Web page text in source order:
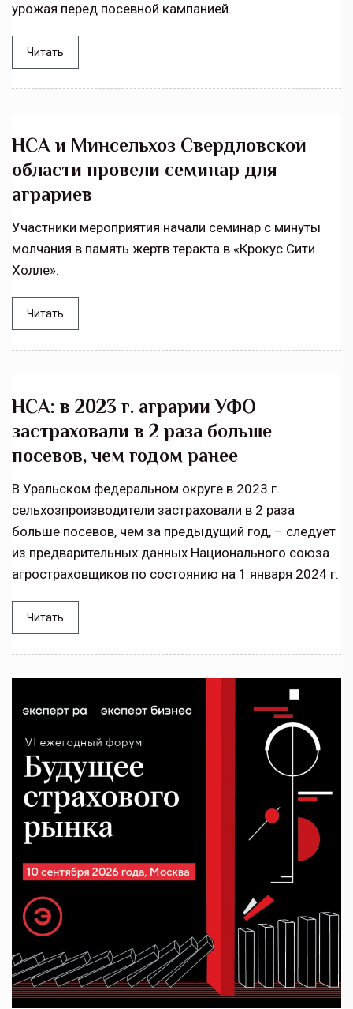
урожая перед посевной кампанией.
Читать
НСА и Минсельхоз Свердловской
области провели семинар для
аграриев
Участники мероприятия начали семинар с минуты
молчания в память жертв теракта в «Крокус Сити
Холле».
Читать
НСА: в 2023 г. аграрии УФО
застраховали в 2 раза больше
посевов, чем годом ранее
В Уральском федеральном округе в 2023 г.
сельхозпроизводители застраховали в 2 раза
больше посевов, чем за предыдущий год, – следует
из предварительных данных Национального союза
агростраховщиков по состоянию на 1 января 2024 г.
Читать